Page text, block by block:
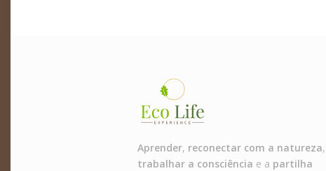
Aprender, reconectar com a natureza,
trabalhar a consciência e a partilha